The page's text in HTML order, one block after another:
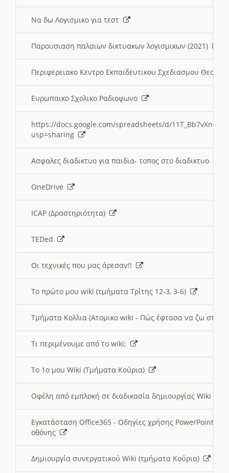
Να δω Λογισμικο για τεστ
Παρουσιαση παλαιων δικτυακων λογισμικων (2021)
Περιφερειακο Κεντρο Εκπαιδευτικου Σχεδιασμου
Ευρωπαικο Σχολικο Ραδιοφωνο
https://docs.google.com/spreadsheets/d/
usp=sharing
Ασφαλες διαδικτυο για παιδια- τοπος στο διαδικτυο
OneDrive
ICAP (Δραστηριότητα)
TEDed
Οι τεχνικές που μας άρεσαν!!
Το πρώτο μου wiki (τμήματα Τρίτης 12-3, 3-6)
Τμήματα Κολλια (Ατομικο wiki - Πώς έφτασα να ζω στην
Τι περιμένουμε από το wiki;
Το 1ο μου Wiki (Τμήματα Κούρια)
Οφέλη από εμπλοκή σε διαδικασία δημιουργίας Wiki
Εγκατάσταση Office365 - Οδηγίες χρήσης PowerPoint
οθόνης
Δημιουργία συνεργατικού Wiki (τμήματα Κούρια)